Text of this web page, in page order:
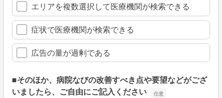
エリアを複数選択して医療機関が検索できる
症状で医療機関が検索できる
広告の量が過剰である
■そのほか、病院なびの改善すべき点や要望などがござ
いましたら、ご自由にご記入ください